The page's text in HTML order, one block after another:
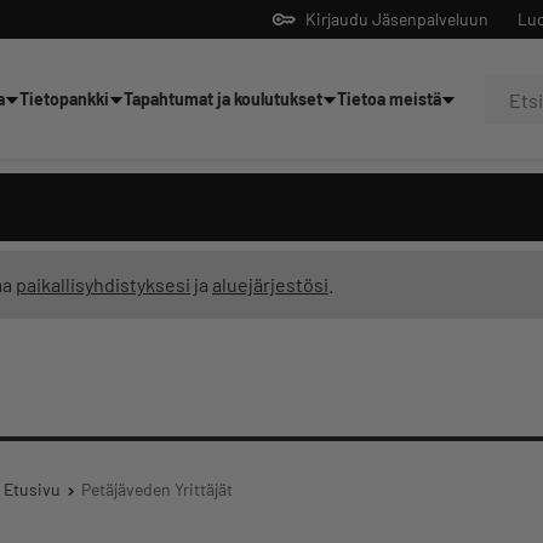
Kirjaudu Jäsenpalveluun
Tietopankki Tapahtumat ja koulutukset Tietoa meistä
paikallisyhdistyksesi ja aluejärjestösi
Etusivu Petäjäveden Yrittäjät
tekoälyltä